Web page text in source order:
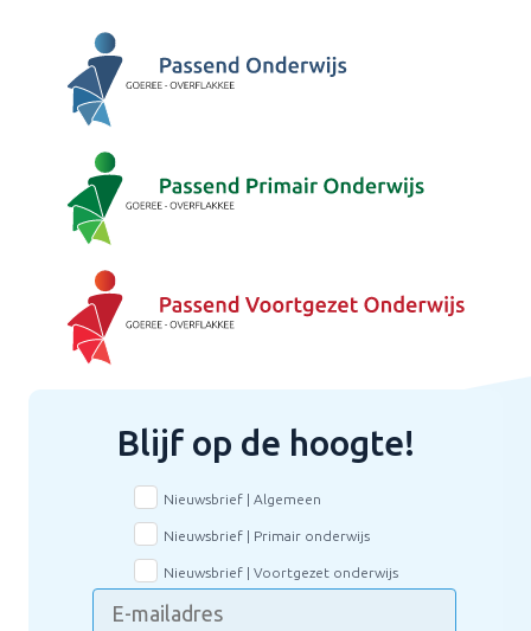
Blijf op de hoogte!
Nieuwsbrief | Algemeen
Nieuwsbrief | Primair onderwijs
Nieuwsbrief | Voortgezet onderwijs